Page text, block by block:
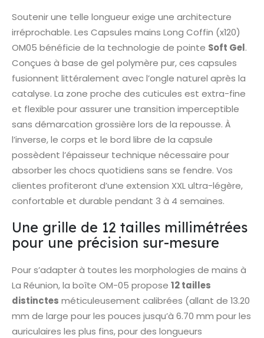
Soutenir une telle longueur exige une architecture
irréprochable. Les Capsules mains Long Coffin (x120)
OM05 bénéficie de la technologie de pointe Soft Gel.
Conçues à base de gel polymère pur, ces capsules
fusionnent littéralement avec l’ongle naturel après la
catalyse. La zone proche des cuticules est extra-fine
et flexible pour assurer une transition imperceptible
sans démarcation grossière lors de la repousse. À
l’inverse, le corps et le bord libre de la capsule
possèdent l’épaisseur technique nécessaire pour
absorber les chocs quotidiens sans se fendre. Vos
clientes profiteront d’une extension XXL ultra-légère,
confortable et durable pendant 3 à 4 semaines.
Une grille de 12 tailles millimétrées
pour une précision sur-mesure
Pour s’adapter à toutes les morphologies de mains à
La Réunion, la boîte OM-05 propose 12 tailles
distinctes méticuleusement calibrées (allant de 13.20
mm de large pour les pouces jusqu’à 6.70 mm pour les
auriculaires les plus fins, pour des longueurs